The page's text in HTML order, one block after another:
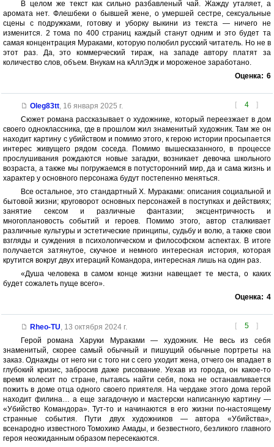
В целом же текст как сильно разбавленый чай. Жажду уталяет, а
аромата нет. Флешбеки о бывшей жене, о умершей сестре, сексуальные
сцены с подружками, готовку и уборку выкини из текста — ничего не
изменится. 2 тома по 400 страниц каждый станут одним и это будет та
самая концентрация Мураками, которую полюбил русский читатель. Но не в
этот раз. Да, это коммерческий тираж, на западе автору платят за
количество слов, объем. Внукам на кАллЭдж и мороженое заработано.
Оценка: 6
[ 4 ]
Oleg83tt, 16 января 2025 г.
Сюжет романа рассказывает о художнике, который переезжает в дом
своего одноклассника, где в прошлом жил знаменитый художник. Там же он
находит картину с убийством и помимо этого, к герою истории просыпается
интерес живущего рядом соседа. Помимо вышесказанного, в процессе
прослушивания рождаются новые загадки, возникает девочка школьного
возраста, а также мы погружаемся в потусторонний мир, да и сама жизнь и
характер у основного персонажа будут постепенно меняться.
Все остальное, это стандартный Х. Мураками: описания социальной и
бытовой жизни; круговорот основных персонажей в поступках и действиях;
занятие сексом и различные фантазии; эксцентричность и
многоплановость событий и героев. Помимо этого, автор сталкивает
различные культуры и эстетические принципы, судьбу и волю, а также свои
взгляды и суждения в психологическом и философском аспектах. В итоге
получается затянутое, скучное и немного интересная история, которая
крутится вокруг двух итераций Командора, интересная лишь на один раз.
«Душа человека в самом конце жизни навещает те места, о каких
будет сожалеть пуще всего».
Оценка: 4
[ 5 ]
Rheo-TU, 13 октября 2024 г.
Герой романа Харуки Мураками — художник. Не весь из себя
знаменитый, скорее самый обычный и пишущий обычные портреты на
заказ. Однажды от него ни с того ни с сего уходит жена, отчего он впадает в
глубокий кризис, забросив даже рисование. Уехав из города, он какое-то
время колесит по стране, пытаясь найти себя, пока не останавливается
пожить в доме отца одного своего приятеля. На чердаке этого дома герой
находит филина… а еще загадочную и мастерски написанную картину —
«Убийство Командора». Тут-то и начинаются в его жизни по-настоящему
странные события. Пути двух художников — автора «Убийства»,
всенародно известного Томохико Амады, и безвестного, безликого главного
героя неожиданным образом пересекаются.